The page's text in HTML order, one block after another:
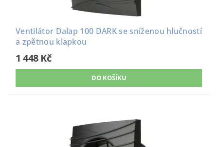
Ventilátor Dalap 100 DARK se sníženou hlučností
a zpětnou klapkou
1 448 Kč